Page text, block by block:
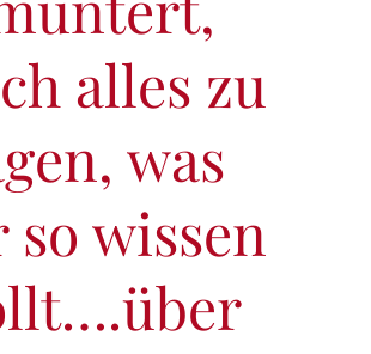
alles zu
was
wissen